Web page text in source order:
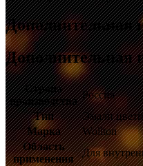
Дополнительная
Дополнительная
Страна
производства
Россия
Тип
Эмали
Марка
Wollton
Область
применения
Для